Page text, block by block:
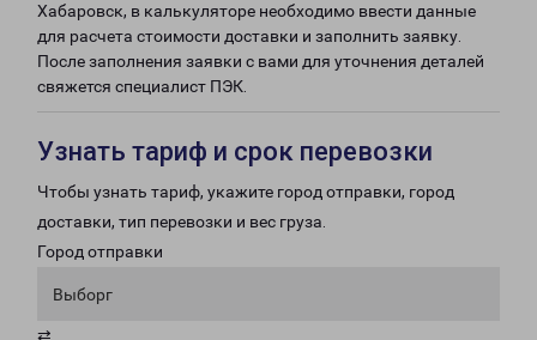
Хабаровск, в калькуляторе необходимо ввести данные
для расчета стоимости доставки и заполнить заявку.
После заполнения заявки с вами для уточнения деталей
свяжется специалист ПЭК.
Узнать тариф и срок перевозки
Чтобы узнать тариф, укажите город отправки, город
доставки, тип перевозки и вес груза.
Город отправки
Выборг
⇄